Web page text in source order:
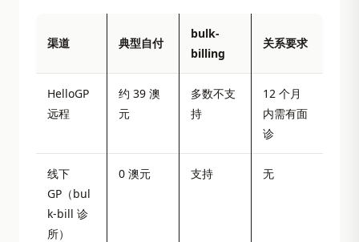
渠道 典型自付
bulk-
billing
关系要求
HelloGP
远程
约 39 澳
元
多数不支
持
12 个月
内需有面
诊
线下
GP（bul
k-bill 诊
所）
0 澳元 支持 无